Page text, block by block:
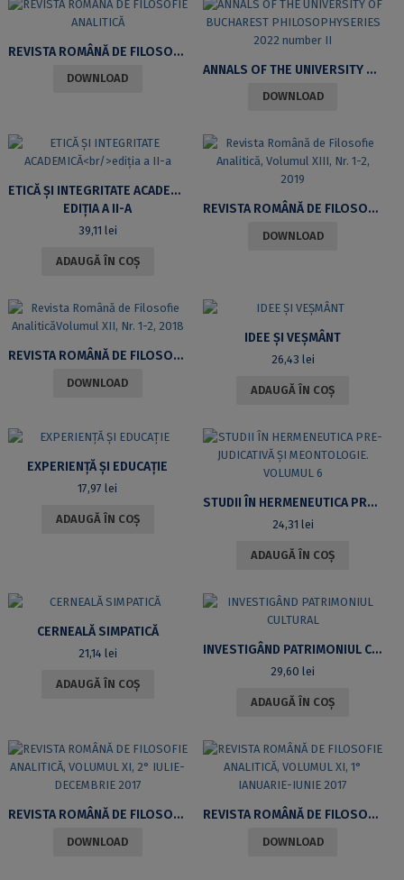
REVISTA ROMÂNĂ DE FILOSOFIE ANALITICĂ
DOWNLOAD
ANNALS OF THE UNIVERSITY OF BUCHAREST PHILOSOPHYSERIES 2022 NUMBER II
DOWNLOAD
ETICĂ ȘI INTEGRITATE ACADEMICĂ
EDIȚIA A II-A
39,11 lei
ADAUGĂ ÎN COȘ
REVISTA ROMÂNĂ DE FILOSOFIE ANALITICĂ, VOLUMUL XIII, NR. 1-2, 2019
DOWNLOAD
REVISTA ROMÂNĂ DE FILOSOFIE ANALITICĂVOLUMUL XII, NR. 1-2, 2018
DOWNLOAD
IDEE ȘI VEȘMÂNT
26,43 lei
ADAUGĂ ÎN COȘ
EXPERIENȚĂ ȘI EDUCAȚIE
17,97lei
ADAUGĂ ÎN COȘ
STUDII ÎN HERMENEUTICA PRE-JUDICATIVĂ ŞI MEONTOLOGIE. VOLUMUL 6
24,31 lei
ADAUGĂ ÎN COȘ
CERNEALĂ SIMPATICĂ
21,14 lei
ADAUGĂ ÎN COȘ
INVESTIGÂND PATRIMONIUL CULTURAL
29,60lei
ADAUGĂ ÎN COȘ
REVISTA ROMÂNĂ DE FILOSOFIE ANALITICĂ, VOLUMUL XI, 2° IULIE-DECEMBRIE 2017
DOWNLOAD
REVISTA ROMÂNĂ DE FILOSOFIE ANALITICĂ, VOLUMUL XI, 1° IANUARIE-IUNIE 2017
DOWNLOAD